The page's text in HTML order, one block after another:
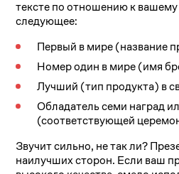
тексте по отношению к вашему
следующее:
Первый в мире (название
Номер один в мире (имя
Лучший (тип продукта) в
Обладатель семи наград
(соответствующей
Звучит сильно, не так ли?
наилучших сторон. Если ваш